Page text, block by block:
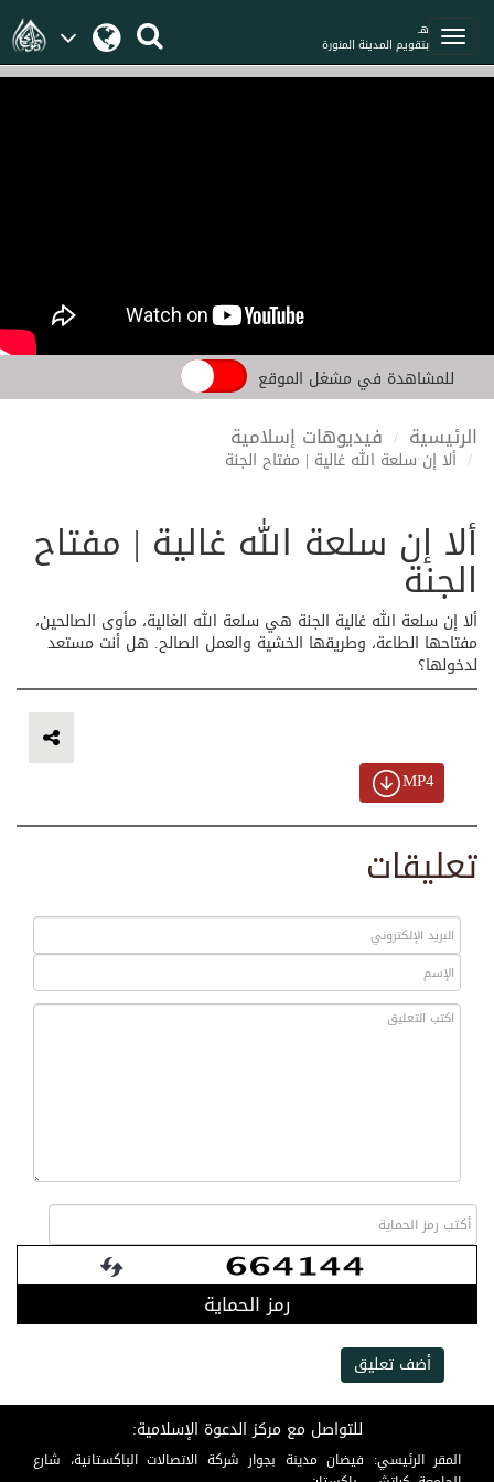
هـ
بتقويم المدينة المنورة
للمشاهدة في مشغل الموقع
الرئيسية فيديوهات إسلامية
ألا إن سلعة الله غالية | مفتاح الجنة
ألا إن سلعة الله غالية | مفتاح
الجنة
ألا إن سلعة الله غالية الجنة هي سلعة الله الغالية، مأوى الصالحين،
مفتاحها الطاعة، وطريقها الخشية والعمل الصالح. هل أنت مستعد
لدخولها؟
MP4
تعليقات
رمز الحماية
أضف تعليق
للتواصل مع مركز الدعوة الإسلامية:
المقر الرئيسي: فيضان مدينة بجوار شركة الاتصالات الباكستانية، شارع